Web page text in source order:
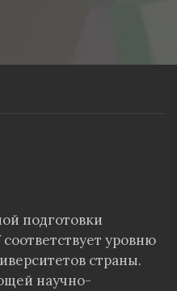
подготовки
уровню
страны.
научно-